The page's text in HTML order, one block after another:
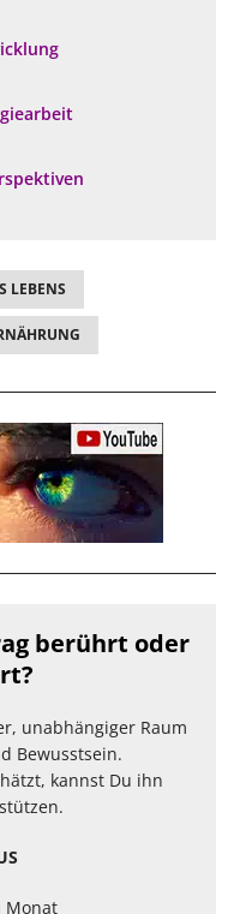
LEBENS
berührt oder
unabhängiger Raum
Bewusstsein.
kannst Du ihn
Monat